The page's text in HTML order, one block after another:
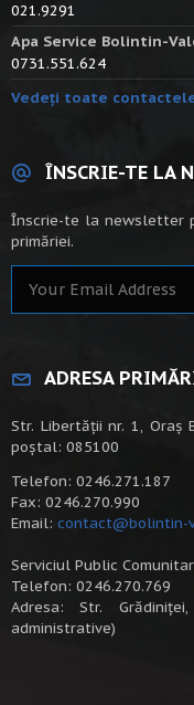
021.9291
Apa Service Bolintin-
0731.551.624
Vedeți toate
ÎNSCRIE-TE LA
Înscrie-te la newsletter
primăriei.
ADRESA
Str. Libertății nr. 1, Oraș
poștal: 085100
Telefon: 0246.271.187
Fax: 0246.270.990
Email: contact@bolintin-
Serviciul Public
Telefon: 0246.270.769
Adresa: Str.
administrative)